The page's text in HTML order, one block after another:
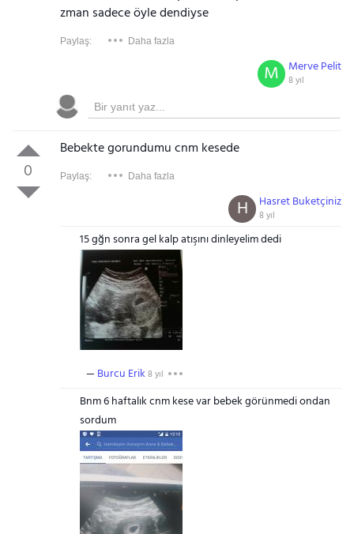
zman sadece öyle dendiyse
Paylaş: Daha fazla
Merve Pelit
8 yıl
M
0
Bebekte gorundumu cnm kesede
Paylaş: Daha fazla
Hasret Buketçiniz
8 yıl
H
15 gğn sonra gel kalp atışını dinleyelim dedi
Burcu Erik 8 yıl
Bnm 6 haftalık cnm kese var bebek görünmedi ondan
sordum